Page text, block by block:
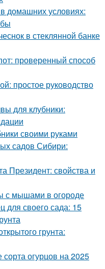
домашних условиях:
в стеклянной банке
проверенный способ
простое руководство
для клубники:
своими руками
садов Сибири:
Президент: свойства и
с мышами в огороде
для своего сада: 15
грунта:
огурцов на 2025